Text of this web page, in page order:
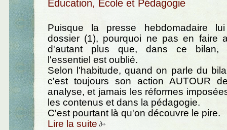
Education, Ecole et Pédagogie
Puisque la presse hebdomadaire
dossier (1), pourquoi ne pas en faire
d'autant plus que, dans ce bilan,
l'essentiel est oublié.
Selon l'habitude, quand on parle du
c'est toujours son action AUTOUR
analyse, et jamais les réformes
les contenus et dans la pédagogie.
C'est pourtant là qu'on découvre le pire.
Lire la suite